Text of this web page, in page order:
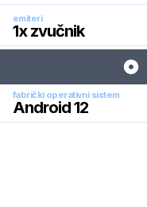
emiteri
1x zvučnik
fabrički operativni sistem
Android 12